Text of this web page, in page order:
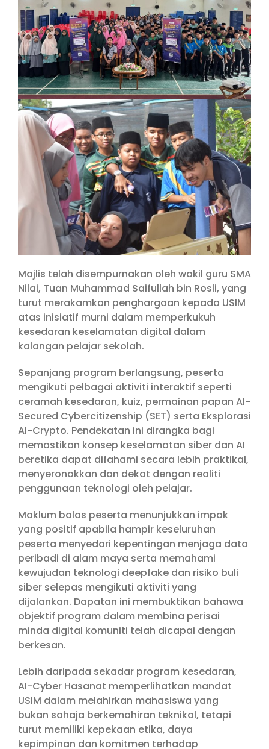
Majlis telah disempurnakan oleh wakil guru SMA
Nilai, Tuan Muhammad Saifullah bin Rosli, yang
turut merakamkan penghargaan kepada USIM
atas inisiatif murni dalam memperkukuh
kesedaran keselamatan digital dalam
kalangan pelajar sekolah.
Sepanjang program berlangsung, peserta
mengikuti pelbagai aktiviti interaktif seperti
ceramah kesedaran, kuiz, permainan papan AI-
Secured Cybercitizenship (SET) serta Eksplorasi
AI-Crypto. Pendekatan ini dirangka bagi
memastikan konsep keselamatan siber dan AI
beretika dapat difahami secara lebih praktikal,
menyeronokkan dan dekat dengan realiti
penggunaan teknologi oleh pelajar.
Maklum balas peserta menunjukkan impak
yang positif apabila hampir keseluruhan
peserta menyedari kepentingan menjaga data
peribadi di alam maya serta memahami
kewujudan teknologi deepfake dan risiko buli
siber selepas mengikuti aktiviti yang
dijalankan. Dapatan ini membuktikan bahawa
objektif program dalam membina perisai
minda digital komuniti telah dicapai dengan
berkesan.
Lebih daripada sekadar program kesedaran,
AI-Cyber Hasanat memperlihatkan mandat
USIM dalam melahirkan mahasiswa yang
bukan sahaja berkemahiran teknikal, tetapi
turut memiliki kepekaan etika, daya
kepimpinan dan komitmen terhadap